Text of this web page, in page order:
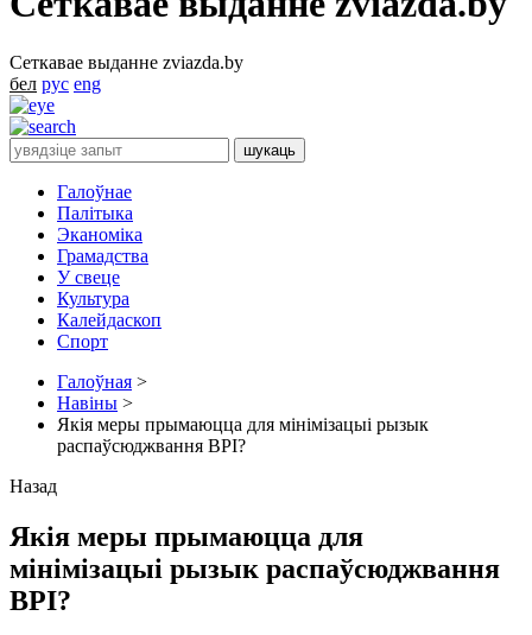
Сеткавае выданне zviazda.by
бел рус eng
Галоўнае
Палітыка
Эканоміка
Грамадства
У свеце
Культура
Калейдаскоп
Спорт
Галоўная >
Навіны >
Якія меры прымаюцца для мінімізацыі рызык
распаўсюджвання ВРІ?
Назад
Якія меры прымаюцца для
мінімізацыі рызык распаўсюджвання
ВРІ?